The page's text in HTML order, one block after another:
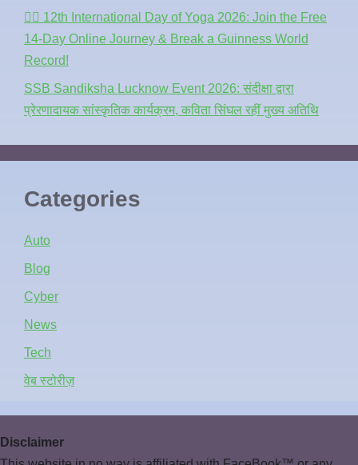
🧘‍♂️ 12th International Day of Yoga 2026: Join the Free
14-Day Online Journey & Break a Guinness World
Record!
SSB Sandiksha Lucknow Event 2026: संदीक्षा द्वारा
प्रेरणादायक सांस्कृतिक कार्यक्रम, कविता सिंघल रहीं मुख्य अतिथि
Categories
Auto
Blog
Cyber
News
Tech
वेब स्टोरीज़
Disclaimer